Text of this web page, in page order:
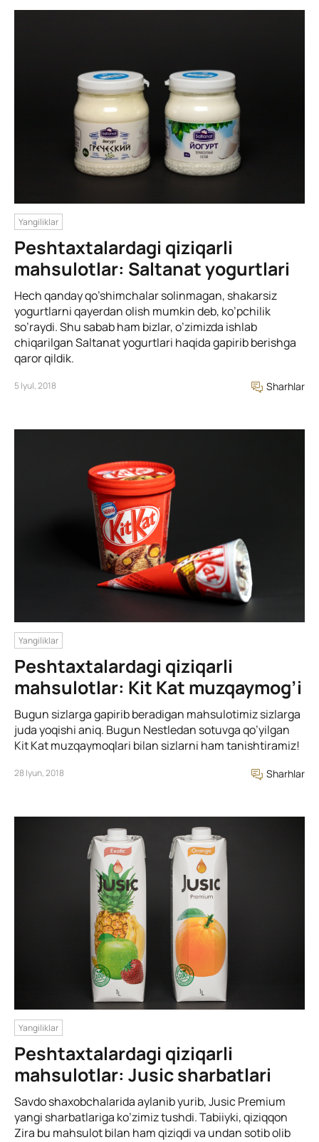
Yangiliklar
Peshtaxtalardagi qiziqarli
mahsulotlar: Saltanat yogurtlari
Hech qanday qo’shimchalar solinmagan, shakarsiz
yogurtlarni qayerdan olish mumkin deb, ko’pchilik
so’raydi. Shu sabab ham bizlar, o’zimizda ishlab
chiqarilgan Saltanat yogurtlari haqida gapirib berishga
qaror qildik.
5 Iyul, 2018 Sharhlar
Yangiliklar
Peshtaxtalardagi qiziqarli
mahsulotlar: Kit Kat muzqaymog’i
Bugun sizlarga gapirib beradigan mahsulotimiz sizlarga
juda yoqishi aniq. Bugun Nestledan sotuvga qo’yilgan
Kit Kat muzqaymoqlari bilan sizlarni ham tanishtiramiz!
28 Iyun, 2018 Sharhlar
Yangiliklar
Peshtaxtalardagi qiziqarli
mahsulotlar: Jusic sharbatlari
Savdo shaxobchalarida aylanib yurib, Jusic Premium
yangi sharbatlariga ko’zimiz tushdi. Tabiiyki, qiziqqon
Zira bu mahsulot bilan ham qiziqdi va undan sotib olib